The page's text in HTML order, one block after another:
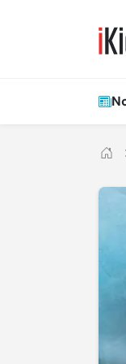
Hlavní